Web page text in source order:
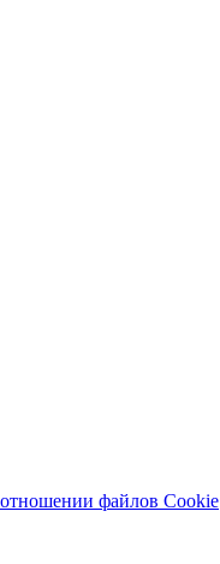
файлов Cookie